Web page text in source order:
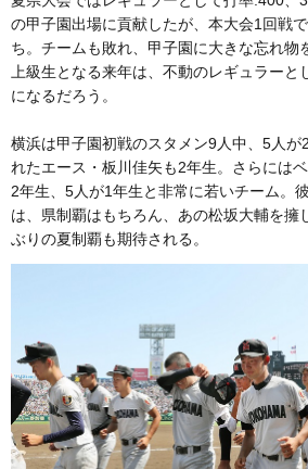
の甲子園出場に貢献したが、本大会1回戦
ち。チームも敗れ、甲子園に大きな忘れ物
上級生となる来年は、不動のレギュラーと
になるだろう。
横浜は甲子園初戦のスタメン9人中、5人が
れたエース・板川佳矢も2年生。さらには
2年生、5人が1年生と非常に若いチーム。
は、県制覇はもちろん、あの松坂大輔を擁
ぶりの夏制覇も期待される。